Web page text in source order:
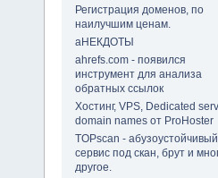
Регистрация доменов, по
наилучшим ценам.
аНЕКДОТЫ
ahrefs.com - появился
инструмент для анализа
обратных ссылок
Хостинг, VPS, Dedicated
domain names от ProHoster
TOPscan - абузоустойчивый
сервис под скан, брут и
другое.